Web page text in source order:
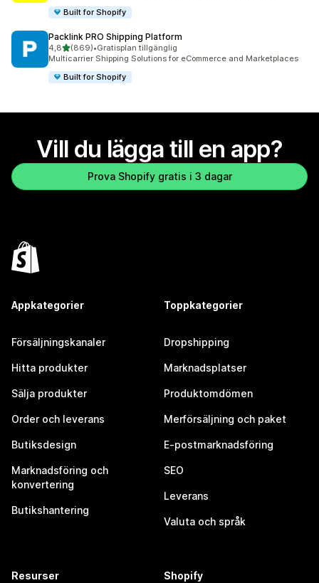
Built for Shopify
Packlink PRO Shipping Platform
4,8av 5 stjärnor
(869)
869 recensioner totalt
•Gratisplan tillgänglig
Multicarrier Shipping Solutions for eCommerce and Marketplaces
Built for Shopify
Vill du lägga till en app?
Prova Shopify gratis i 3 dagar
Appkategorier
Försäljningskanaler
Hitta produkter
Sälja produkter
Order och leverans
Butiksdesign
Marknadsföring och
konvertering
Butikshantering
Toppkategorier
Dropshipping
Marknadsplatser
Produktomdömen
Merförsäljning och paket
E-postmarknadsföring
SEO
Leverans
Valuta och språk
Resurser Shopify